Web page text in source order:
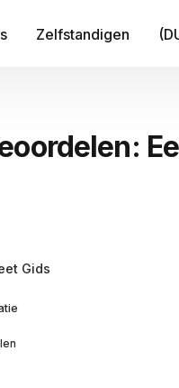
Zelfstandigen
Gids